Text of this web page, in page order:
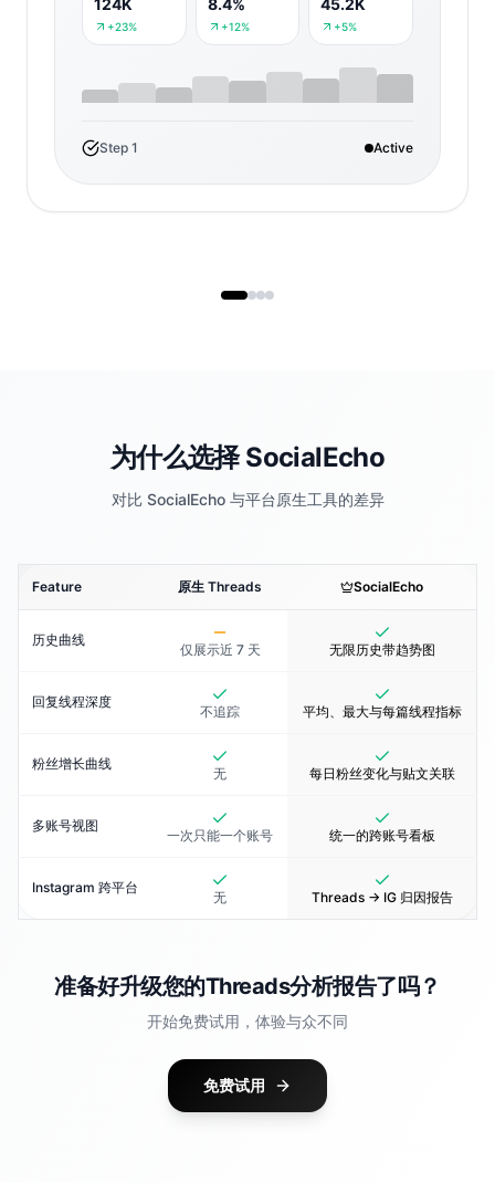
124K
+23%
8.4%
+12%
45.2K
+5%
Step 1 Active
为什么选择 SocialEcho
对比 SocialEcho 与平台原生工具的差异
Feature 原生 Threads SocialEcho
历史曲线
仅展示近 7 天 无限历史带趋势图
回复线程深度
不追踪 平均、最大与每篇线程指标
粉丝增长曲线
无 每日粉丝变化与贴文关联
多账号视图
一次只能一个账号 统一的跨账号看板
Instagram 跨平台
无 Threads → IG 归因报告
准备好升级您的Threads分析报告了吗？
开始免费试用，体验与众不同
免费试用